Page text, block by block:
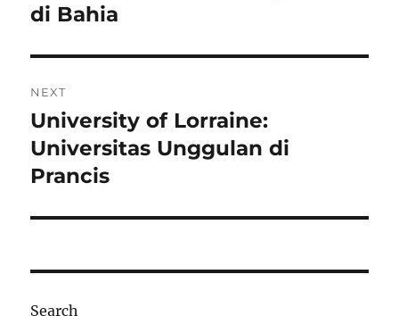
di Bahia
NEXT
Next
post:
University of Lorraine:
Universitas Unggulan di
Prancis
Search